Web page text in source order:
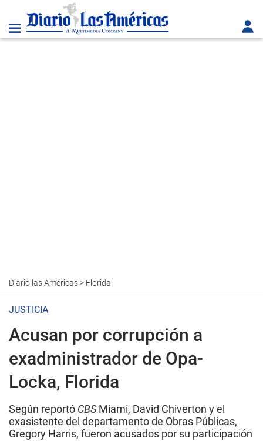
Diario las Américas> Florida
JUSTICIA
Acusan por corrupción a
exadministrador de Opa-
Locka, Florida
Según reportó CBSMiami, David Chiverton y el
exasistente del departamento de Obras Públicas,
Gregory Harris, fueron acusados ​​por su participación